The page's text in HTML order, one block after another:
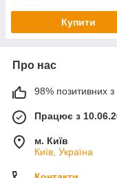
Купити
Про нас
98% позитивних з
Працює з
м. Київ
Київ, Україна